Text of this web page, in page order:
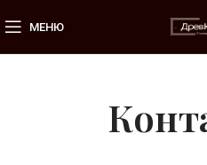
МЕНЮ